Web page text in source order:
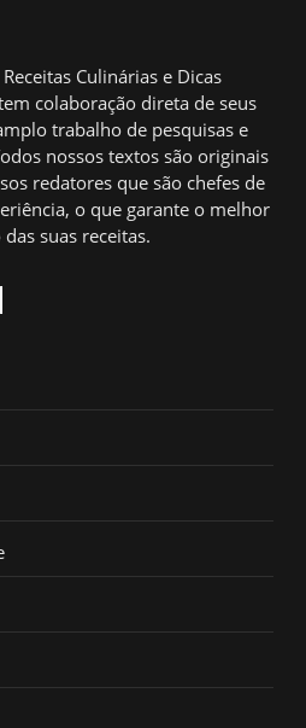
Culinárias e Dicas
colaboração direta de seus
trabalho de pesquisas e
nossos textos são originais
redatores que são chefes de
o que garante o melhor
suas receitas.